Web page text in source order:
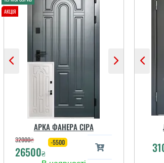
АРКА ФАНЕРА СІРА
32000₴
26500₴
-5500